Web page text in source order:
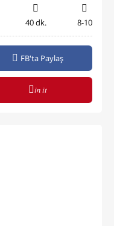
40 dk. 8-10
FB'ta Paylaş
in it